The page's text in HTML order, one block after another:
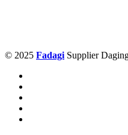
© 2025 FadagiSupplier